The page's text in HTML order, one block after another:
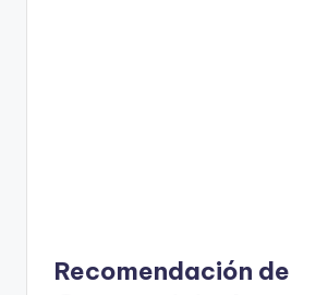
Recomendación de